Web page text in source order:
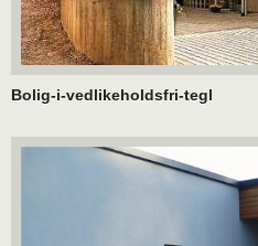
Bolig-i-vedlikeholdsfri-tegl